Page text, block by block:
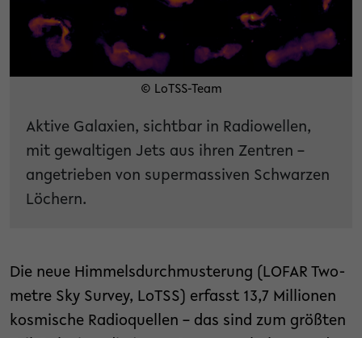
© LoTSS-Team
Aktive Galaxien, sichtbar in Radiowellen,
mit gewaltigen Jets aus ihren Zentren –
angetrieben von supermassiven Schwarzen
Löchern.
Die neue Himmelsdurchmusterung (LOFAR Two-
metre Sky Survey, LoTSS) erfasst 13,7 Millionen
kosmische Radioquellen – das sind zum größten